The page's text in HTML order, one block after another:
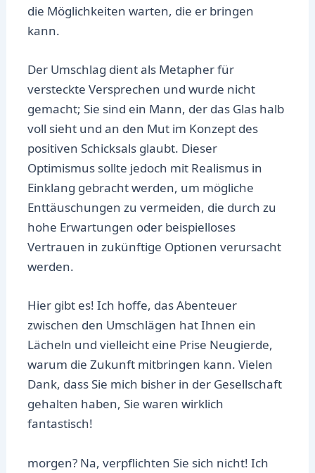
die Möglichkeiten warten, die er bringen
kann.
Der Umschlag dient als Metapher für
versteckte Versprechen und wurde nicht
gemacht; Sie sind ein Mann, der das Glas halb
voll sieht und an den Mut im Konzept des
positiven Schicksals glaubt. Dieser
Optimismus sollte jedoch mit Realismus in
Einklang gebracht werden, um mögliche
Enttäuschungen zu vermeiden, die durch zu
hohe Erwartungen oder beispielloses
Vertrauen in zukünftige Optionen verursacht
werden.
Hier gibt es! Ich hoffe, das Abenteuer
zwischen den Umschlägen hat Ihnen ein
Lächeln und vielleicht eine Prise Neugierde,
warum die Zukunft mitbringen kann. Vielen
Dank, dass Sie mich bisher in der Gesellschaft
gehalten haben, Sie waren wirklich
fantastisch!
morgen? Na, verpflichten Sie sich nicht! Ich